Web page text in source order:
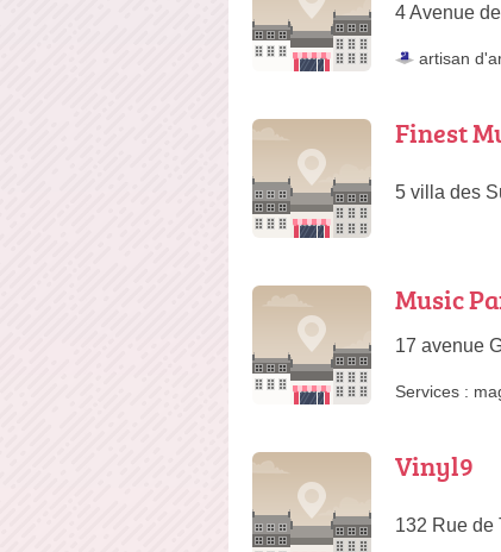
4 Avenue
artisan
Finest
5 villa des
Music
17 avenue
Services :
Vinyl9
132 Rue de